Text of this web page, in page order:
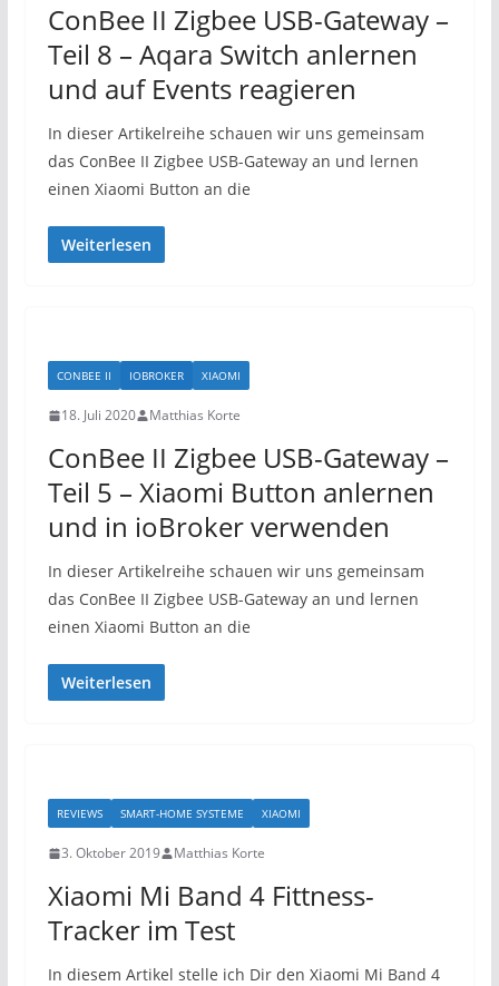
ConBee II Zigbee USB-Gateway –
Teil 8 – Aqara Switch anlernen
und auf Events reagieren
In dieser Artikelreihe schauen wir uns gemeinsam
das ConBee II Zigbee USB-Gateway an und lernen
einen Xiaomi Button an die
Weiterlesen
CONBEE II IOBROKER XIAOMI
18. Juli 2020 Matthias Korte
ConBee II Zigbee USB-Gateway –
Teil 5 – Xiaomi Button anlernen
und in ioBroker verwenden
In dieser Artikelreihe schauen wir uns gemeinsam
das ConBee II Zigbee USB-Gateway an und lernen
einen Xiaomi Button an die
Weiterlesen
REVIEWS SMART-HOME SYSTEME XIAOMI
3. Oktober 2019 Matthias Korte
Xiaomi Mi Band 4 Fittness-
Tracker im Test
In diesem Artikel stelle ich Dir den Xiaomi Mi Band 4